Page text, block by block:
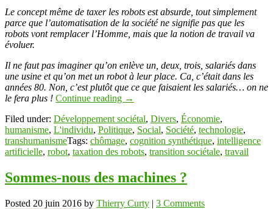
Link
Partager
Le concept même de taxer les robots est absurde, tout simplement
parce que l’automatisation de la société ne signifie pas que les
robots vont remplacer l’Homme, mais que la notion de travail va
évoluer.
Il ne faut pas imaginer qu’on enlève un, deux, trois, salariés dans
une usine et qu’on met un robot à leur place. Ca, c’était dans les
années 80. Non, c’est plutôt que ce que faisaient les salariés… on ne
le fera plus ! Continue reading →
Filed under: Développement sociétal, Divers, Économie,
humanisme, L'individu, Politique, Social, Société, technologie,
transhumanismeTags: chômage, cognition synthétique, intelligence
artificielle, robot, taxation des robots, transition sociétale, travail
Sommes-nous des machines ?
Posted 20 juin 2016 by Thierry Curty | 3 Comments